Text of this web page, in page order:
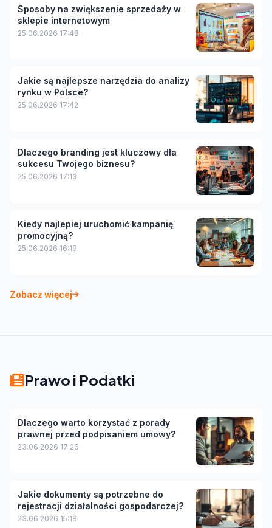
Sposoby na zwiększenie sprzedaży w
sklepie internetowym
25.06.2026 17:48
Jakie są najlepsze narzędzia do analizy
rynku w Polsce?
25.06.2026 17:42
Dlaczego branding jest kluczowy dla
sukcesu Twojego biznesu?
25.06.2026 17:13
Kiedy najlepiej uruchomić kampanię
promocyjną?
25.06.2026 16:19
Zobacz więcej
Prawo i Podatki
Dlaczego warto korzystać z porady
prawnej przed podpisaniem umowy?
23.06.2026 17:26
Jakie dokumenty są potrzebne do
rejestracji działalności gospodarczej?
23.06.2026 15:18